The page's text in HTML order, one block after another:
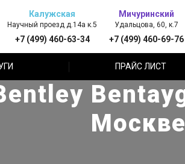
Калужская
Научный проезд д.14а к.5
+7 (499) 460-63-34
Мичуринский
Удальцова, 60, к.7
+7 (499) 460-69-76
ПРАЙС ЛИСТ
Москве